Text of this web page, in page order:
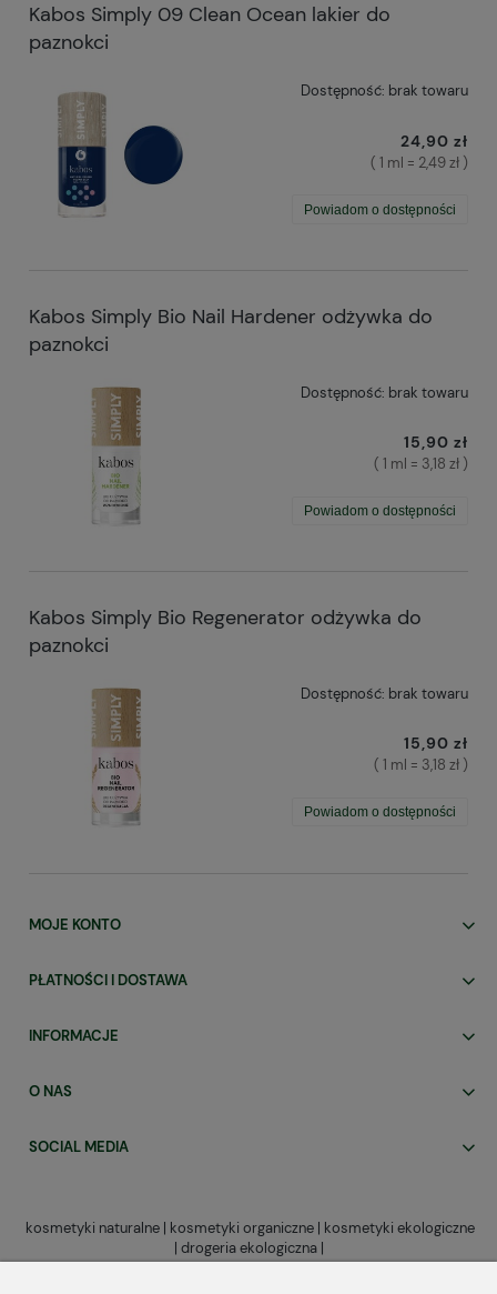
Kabos Simply 09 Clean Ocean lakier do
paznokci
Dostępność: brak towaru
24,90 zł
( 1 ml = 2,49 zł )
Powiadom o dostępności
Kabos Simply Bio Nail Hardener odżywka do
paznokci
Dostępność: brak towaru
15,90 zł
( 1 ml = 3,18 zł )
Powiadom o dostępności
Kabos Simply Bio Regenerator odżywka do
paznokci
Dostępność: brak towaru
15,90 zł
( 1 ml = 3,18 zł )
Powiadom o dostępności
MOJE KONTO
PŁATNOŚCI I DOSTAWA
INFORMACJE
O NAS
SOCIAL MEDIA
kosmetyki naturalne | kosmetyki organiczne | kosmetyki ekologiczne
| drogeria ekologiczna |